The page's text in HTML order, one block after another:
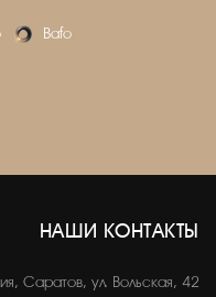
Bafo
НАШИ КОНТАКТЫ
Саратов, ул. Вольская, 42